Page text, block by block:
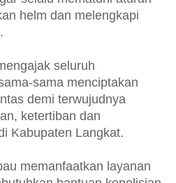
helm dan melengkapi
seluruh
sama menciptakan
demi terwujudnya
ketertiban dan
Kabupaten Langkat.
memanfaatkan layanan